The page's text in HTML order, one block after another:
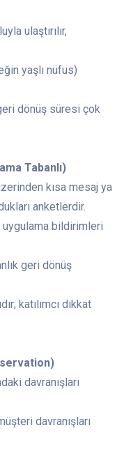
ulaştırılır,
yaşlı nüfus)
dönüş süresi çok
Tabanlı)
kısa mesaj ya
anketlerdir.
bildirimleri
geri dönüş
katılımcı dikkat
davranışları
davranışları